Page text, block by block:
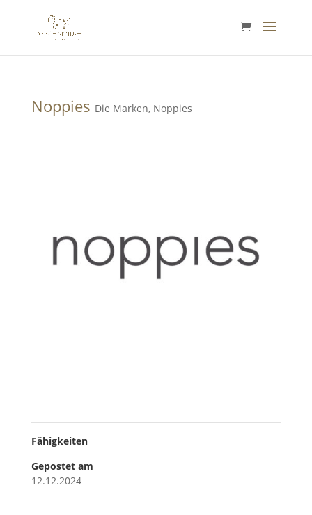
Noppies Die Marken, Noppies
Fähigkeiten
Gepostet am
12.12.2024